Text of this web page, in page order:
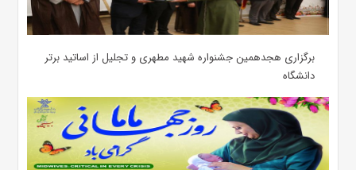
برگزاری هجدهمین جشنواره شهید مطهری و تجلیل از اساتید برتر
دانشگاه